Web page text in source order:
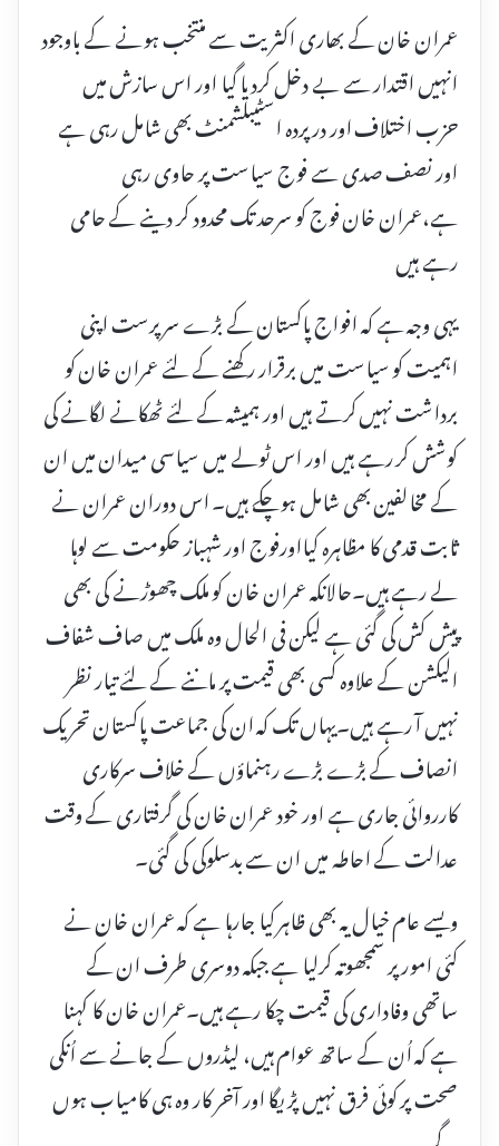
عمران خان کے بھاری اکثریت سے منتخب ہونے کے باوجود
انہیں اقتدار سے بے دخل کردیا گیا اور اس سازش میں
حزب اختلاف اور درپردہ اسٹیبلشمنٹ بھی شامل رہی ہے
اور نصف صدی سے فوج سیاست پر حاوی رہی
ہے،عمران خان فوج کو سرحد تک محدود کر دینے کے حامی
رہے ہیں
یہی وجہ ہے کہ افواج پاکستان کے بڑے سرپرست اپنی
اہمیت کو سیاست میں برقرار رکھنے کے لئے عمران خان کو
برداشت نہیں کرتے ہیں اور ہمیشہ کے لئے ٹھکانے لگانے کی
کوشش کر رہے ہیں اور اس ٹولے میں سیاسی میدان میں ان
کے مخالفین بھی شامل ہوچکے ہیں۔ اس دوران عمران نے
ثابت قدمی کا مظاہرہ کیااورفوج اور شہباز حکومت سے لوہا
لے رہے ہیں۔حالانکہ عمران خان کو ملک چھوڑنے کی بھی
پیش کش کی گئی ہے لیکن فی الحال وہ ملک میں صاف شفاف
الیکشن کے علاوہ کسی بھی قیمت پر ماننے کے لئے تیار نظر
نہیں آ رہے ہیں۔یہاں تک کہ ان کی جماعت پاکستان تحریک
انصاف کے بڑے بڑے رہنماؤں کے خلاف سرکاری
کارروائی جاری ہے اور خود عمران خان کی گرفتاری کے وقت
عدالت کے احاطہ میں ان سے بدسلوکی کی گئی۔
ویسے عام خیال یہ بھی ظاہر کیا جارہا ہے کہ عمران خان نے
کئی امور پر سمجھوتہ کرلیا ہے جبکہ دوسری طرف ان کے
ساتھی وفاداری کی قیمت چکا رہے ہیں۔عمران خان کا کہنا
ہے کہ اُن کے ساتھ عوام ہیں، لیڈروں کے جانے سے اُنکی
صحت پر کوئی فرق نہیں پڑیگا اور آخر کار وہ ہی کامیاب ہوں